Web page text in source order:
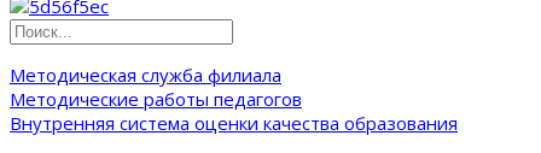
Методическая служба филиала
Методические работы педагогов
Внутренняя система оценки качества образования